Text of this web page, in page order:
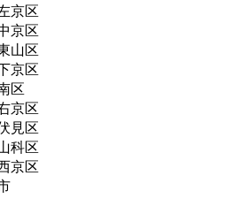
京区
京区
山区
京区
区
京区
見区
科区
京区